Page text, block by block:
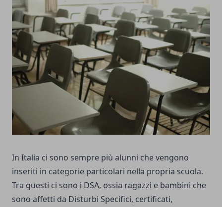
In Italia ci sono sempre più alunni che vengono
inseriti in categorie particolari nella propria scuola.
Tra questi ci sono i DSA, ossia ragazzi e bambini che
sono affetti da Disturbi Specifici, certificati,